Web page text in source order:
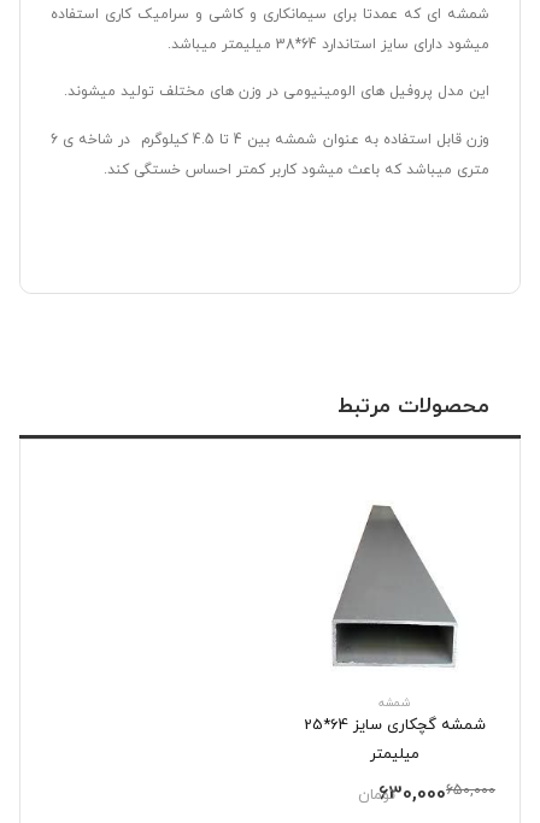
شمشه ای که عمدتا برای سیمانکاری و کاشی و سرامیک کاری استفاده
میشود دارای سایز استاندارد 64*38 میلیمتر میباشد.
این مدل پروفیل های الومینیومی در وزن های مختلف تولید میشوند.
وزن قابل استفاده به عنوان شمشه بین 4 تا 4.5 کیلوگرم در شاخه ی 6
متری میباشد که باعث میشود کاربر کمتر احساس خستگی کند.
محصولات مرتبط
شمشه
شمشه گچکاری سایز 64*25
میلیمتر
650,000
630,000تومان